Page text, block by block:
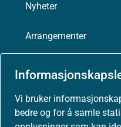
Vi bruker
bedre og for å samle
Nyheter
Arrangementer
Presse